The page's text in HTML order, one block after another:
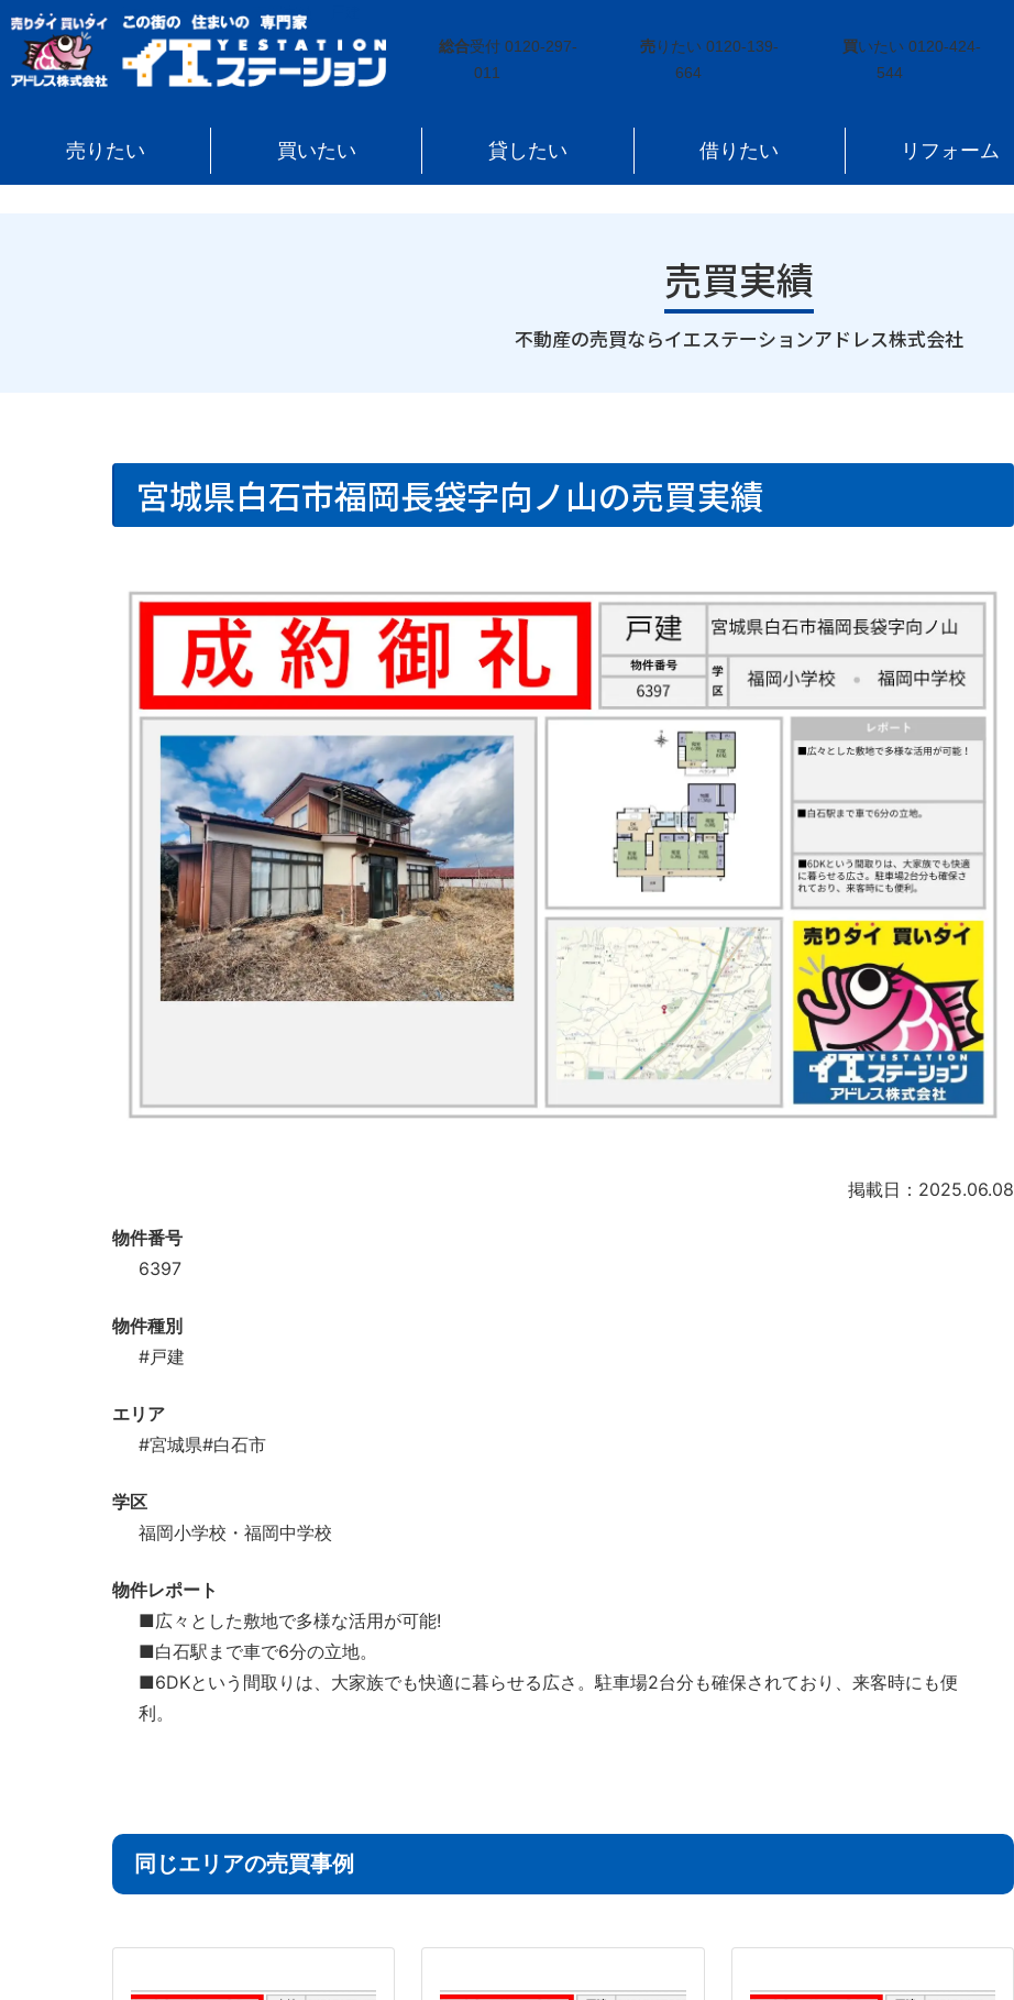
総合受付 0120-297-
011
売りたい 0120-139-
664
買いたい 0120-424-
544
売りたい 買いたい 貸したい 借りたい リフォーム
イエステーション » 売買実績
売買実績
｜
不動産の売買ならイエステーションアドレス株式会社
宮城県白石市福岡長袋字向ノ山の売買実績
掲載日：2025.06.08
物件番号
6397
物件種別
#戸建
エリア
#宮城県#白石市
学区
福岡小学校・福岡中学校
物件レポート
■広々とした敷地で多様な活用が可能!
■白石駅まで車で6分の立地。
■6DKという間取りは、大家族でも快適に暮らせる広さ。駐車場2台分も確保されており、来客時にも便
利。
同じエリアの売買事例